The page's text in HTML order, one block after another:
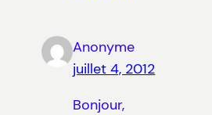
Anonyme
juillet 4, 2012
Bonjour,